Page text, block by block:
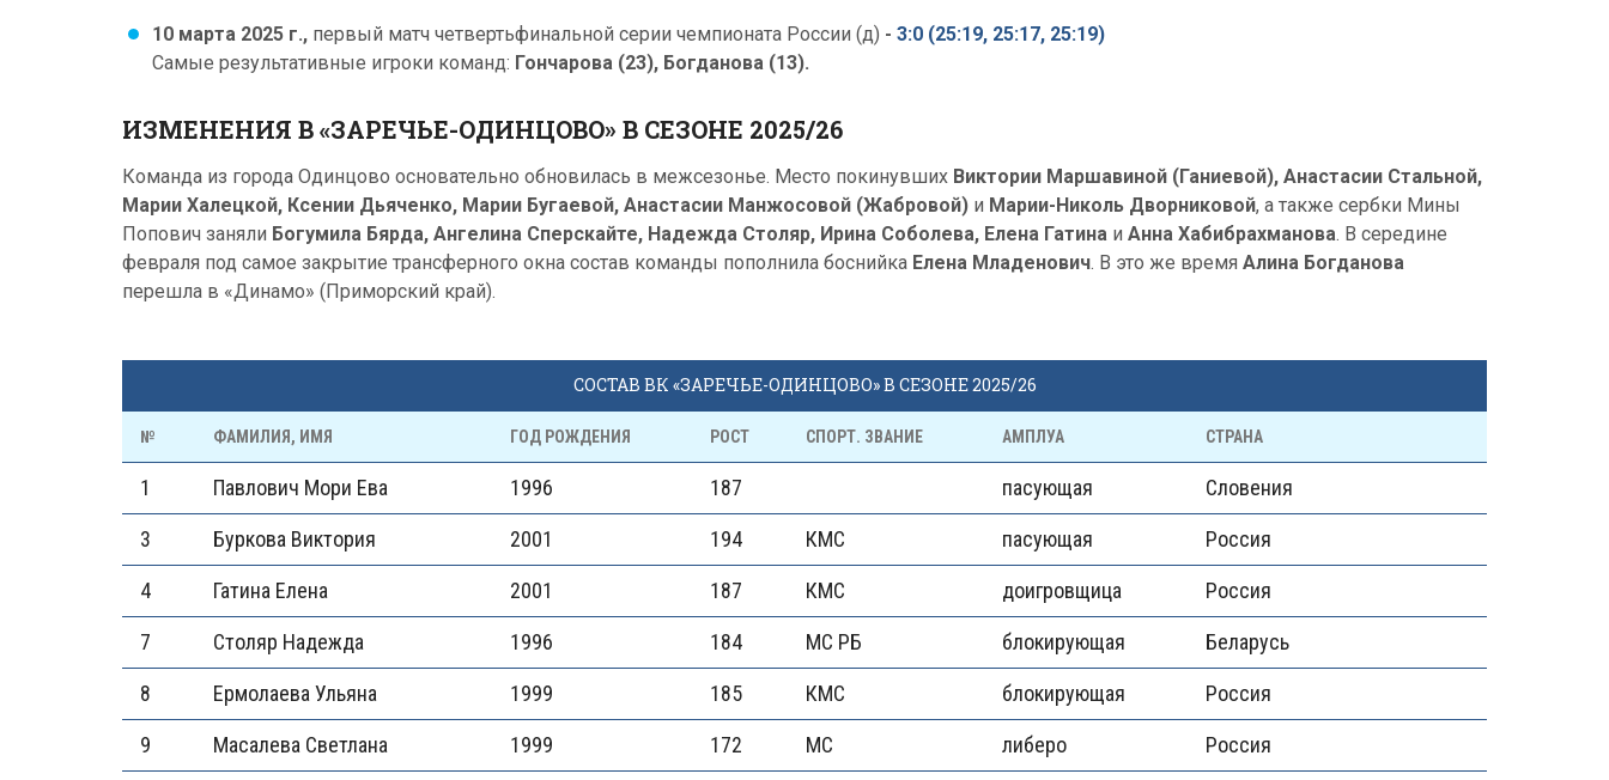
10 марта 2025 г., первый матч четвертьфинальной серии чемпионата России (д) - 3:0 (25:19, 25:17, 25:19)
Самые результативные игроки команд: Гончарова (23), Богданова (13).
ИЗМЕНЕНИЯ В «ЗАРЕЧЬЕ-ОДИНЦОВО» В СЕЗОНЕ 2025/26
Команда из города Одинцово основательно обновилась в межсезонье. Место покинувших Виктории Маршавиной (Ганиевой), Анастасии Стальной,
Марии Халецкой, Ксении Дьяченко, Марии Бугаевой, Анастасии Манжосовой (Жабровой) и Марии-Николь Дворниковой, а также сербки Мины
Попович заняли Богумила Бярда, Ангелина Сперскайте, Надежда Столяр, Ирина Соболева, Елена Гатина и Анна Хабибрахманова. В середине
февраля под самое закрытие трансферного окна состав команды пополнила боснийка Елена Младенович. В это же время Алина Богданова
перешла в «Динамо» (Приморский край).
СОСТАВ ВК «ЗАРЕЧЬЕ-ОДИНЦОВО» В СЕЗОНЕ 2025/26
№ ФАМИЛИЯ, ИМЯ ГОД РОЖДЕНИЯ РОСТ СПОРТ. ЗВАНИЕ АМПЛУА СТРАНА
1 Павлович Мори Ева 1996 187 пасующая Словения
3 Буркова Виктория 2001 194 КМС пасующая Россия
4 Гатина Елена 2001 187 КМС доигровщица Россия
7 Столяр Надежда 1996 184 МС РБ блокирующая Беларусь
8 Ермолаева Ульяна 1999 185 КМС блокирующая Россия
9 Масалева Светлана 1999 172 МС либеро Россия